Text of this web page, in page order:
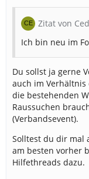
Zitat von
Ich bin neu im
Du sollst ja gerne
auch im Verhältnis
die bestehenden
Raussuchen
(Verbandsevent).
Solltest du dir mal
am besten vorher
Hilfethreads dazu.